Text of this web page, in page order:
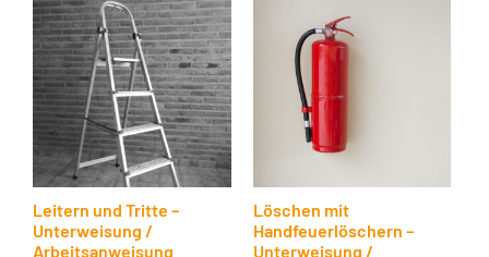
Leitern und Tritte –
Unterweisung /
Arbeitsanweisung
Löschen mit
Handfeuerlöschern –
Unterweisung /